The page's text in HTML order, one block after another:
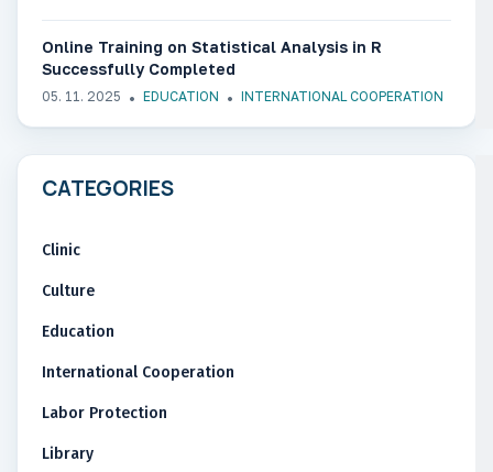
Online Training on Statistical Analysis in R
Successfully Completed
05. 11. 2025 EDUCATION INTERNATIONAL COOPERATION
CATEGORIES
Clinic
Culture
Education
International Cooperation
Labor Protection
Library